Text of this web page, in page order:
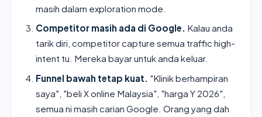
masih dalam exploration mode.
Competitor masih ada di Google. Kalau anda
tarik diri, competitor capture semua traffic high-
intent tu. Mereka bayar untuk anda keluar.
Funnel bawah tetap kuat. "Klinik berhampiran
saya", "beli X online Malaysia", "harga Y 2026",
semua ni masih carian Google. Orang yang dah